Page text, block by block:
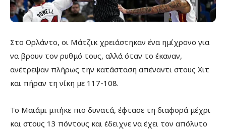
Στο Ορλάντο, οι Μάτζικ χρειάστηκαν ένα ημίχρονο για
να βρουν τον ρυθμό τους, αλλά όταν το έκαναν,
ανέτρεψαν πλήρως την κατάσταση απέναντι στους Χιτ
και πήραν τη νίκη με 117-108.
Το Μαϊάμι μπήκε πιο δυνατά, έφτασε τη διαφορά μέχρι
και στους 13 πόντους και έδειχνε να έχει τον απόλυτο